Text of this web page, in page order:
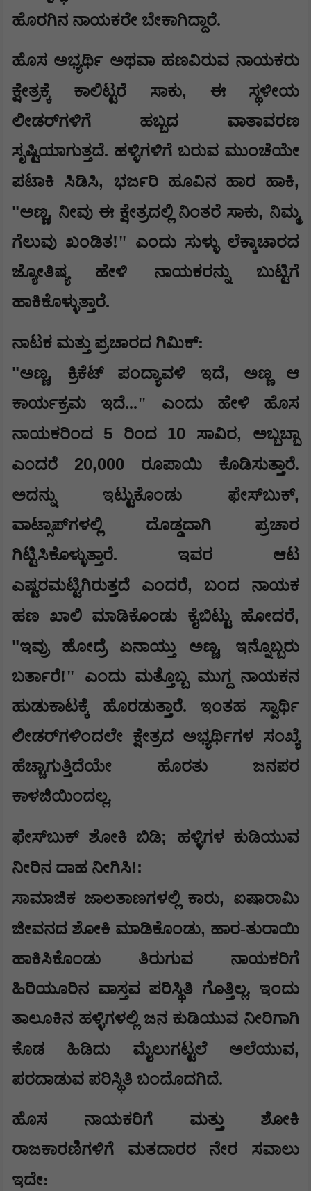
ಹೊರಗಿನ ನಾಯಕರೇ ಬೇಕಾಗಿದ್ದಾರೆ.
​ಹೊಸ ಅಭ್ಯರ್ಥಿ ಅಥವಾ ಹಣವಿರುವ ನಾಯಕರು
ಕ್ಷೇತ್ರಕ್ಕೆ ಕಾಲಿಟ್ಟರೆ ಸಾಕು, ಈ ಸ್ಥಳೀಯ
ಲೀಡರ್‌ಗಳಿಗೆ ಹಬ್ಬದ ವಾತಾವರಣ
ಸೃಷ್ಟಿಯಾಗುತ್ತದೆ. ಹಳ್ಳಿಗಳಿಗೆ ಬರುವ ಮುಂಚೆಯೇ
ಪಟಾಕಿ ಸಿಡಿಸಿ, ಭರ್ಜರಿ ಹೂವಿನ ಹಾರ ಹಾಕಿ,
"ಅಣ್ಣ, ನೀವು ಈ ಕ್ಷೇತ್ರದಲ್ಲಿ ನಿಂತರೆ ಸಾಕು, ನಿಮ್ಮ
ಗೆಲುವು ಖಂಡಿತ!" ಎಂದು ಸುಳ್ಳು ಲೆಕ್ಕಾಚಾರದ
ಜ್ಯೋತಿಷ್ಯ ಹೇಳಿ ನಾಯಕರನ್ನು ಬುಟ್ಟಿಗೆ
ಹಾಕಿಕೊಳ್ಳುತ್ತಾರೆ.
​ನಾಟಕ ಮತ್ತು ಪ್ರಚಾರದ ಗಿಮಿಕ್:
"ಅಣ್ಣ, ಕ್ರಿಕೆಟ್ ಪಂದ್ಯಾವಳಿ ಇದೆ, ಅಣ್ಣ ಆ
ಕಾರ್ಯಕ್ರಮ ಇದೆ..." ಎಂದು ಹೇಳಿ ಹೊಸ
ನಾಯಕರಿಂದ 5 ರಿಂದ 10 ಸಾವಿರ, ಅಬ್ಬಬ್ಬಾ
ಎಂದರೆ 20,000 ರೂಪಾಯಿ ಕೊಡಿಸುತ್ತಾರೆ.
ಅದನ್ನು ಇಟ್ಟುಕೊಂಡು ಫೇಸ್‌ಬುಕ್,
ವಾಟ್ಸಾಪ್‌ಗಳಲ್ಲಿ ದೊಡ್ಡದಾಗಿ ಪ್ರಚಾರ
ಗಿಟ್ಟಿಸಿಕೊಳ್ಳುತ್ತಾರೆ. ಇವರ ಆಟ
ಎಷ್ಟರಮಟ್ಟಿಗಿರುತ್ತದೆ ಎಂದರೆ, ಬಂದ ನಾಯಕ
ಹಣ ಖಾಲಿ ಮಾಡಿಕೊಂಡು ಕೈಬಿಟ್ಟು ಹೋದರೆ,
"ಇವ್ರು ಹೋದ್ರೆ ಏನಾಯ್ತು ಅಣ್ಣ, ಇನ್ನೊಬ್ಬರು
ಬರ್ತಾರೆ!" ಎಂದು ಮತ್ತೊಬ್ಬ ಮುಗ್ದ ನಾಯಕನ
ಹುಡುಕಾಟಕ್ಕೆ ಹೊರಡುತ್ತಾರೆ. ಇಂತಹ ಸ್ವಾರ್ಥಿ
ಲೀಡರ್‌ಗಳಿಂದಲೇ ಕ್ಷೇತ್ರದ ಅಭ್ಯರ್ಥಿಗಳ ಸಂಖ್ಯೆ
ಹೆಚ್ಚಾಗುತ್ತಿದೆಯೇ ಹೊರತು ಜನಪರ
ಕಾಳಜಿಯಿಂದಲ್ಲ.
​ಫೇಸ್‌ಬುಕ್ ಶೋಕಿ ಬಿಡಿ; ಹಳ್ಳಿಗಳ ಕುಡಿಯುವ
ನೀರಿನ ದಾಹ ನೀಗಿಸಿ!:
​ಸಾಮಾಜಿಕ ಜಾಲತಾಣಗಳಲ್ಲಿ ಕಾರು, ಐಷಾರಾಮಿ
ಜೀವನದ ಶೋಕಿ ಮಾಡಿಕೊಂಡು, ಹಾರ-ತುರಾಯಿ
ಹಾಕಿಸಿಕೊಂಡು ತಿರುಗುವ ನಾಯಕರಿಗೆ
ಹಿರಿಯೂರಿನ ವಾಸ್ತವ ಪರಿಸ್ಥಿತಿ ಗೊತ್ತಿಲ್ಲ. ಇಂದು
ತಾಲೂಕಿನ ಹಳ್ಳಿಗಳಲ್ಲಿ ಜನ ಕುಡಿಯುವ ನೀರಿಗಾಗಿ
ಕೊಡ ಹಿಡಿದು ಮೈಲುಗಟ್ಟಲೆ ಅಲೆಯುವ,
ಪರದಾಡುವ ಪರಿಸ್ಥಿತಿ ಬಂದೊದಗಿದೆ.
​ಹೊಸ ನಾಯಕರಿಗೆ ಮತ್ತು ಶೋಕಿ
ರಾಜಕಾರಣಿಗಳಿಗೆ ಮತದಾರರ ನೇರ ಸವಾಲು
ಇದೇ: